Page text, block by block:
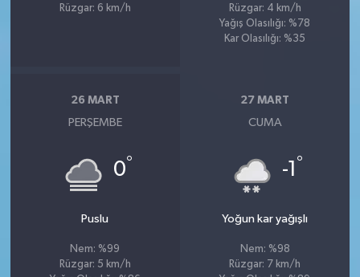
Rüzgar: 6 km/h
Rüzgar: 4 km/h
Yağış Olasılığı: %78
Kar Olasılığı: %35
26 MART
PERŞEMBE
0°
Puslu
Nem: %99
Rüzgar: 5 km/h
27 MART
CUMA
-1 °
Yoğun kar yağışlı
Nem: %98
Rüzgar: 7 km/h